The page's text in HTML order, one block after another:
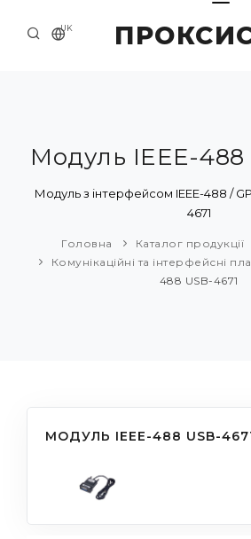
UK
ПРО НАС
ПРИКЛАДИ ТА РІШЕННЯ
НОВИНИ
Модуль IEEE-488
Модуль з інтерфейсом IEEE-488 /
4671
Головна Каталог продукції
Комунікаційні та інтерфейсні
488 USB-4671
МОДУЛЬ IEEE-488 USB-